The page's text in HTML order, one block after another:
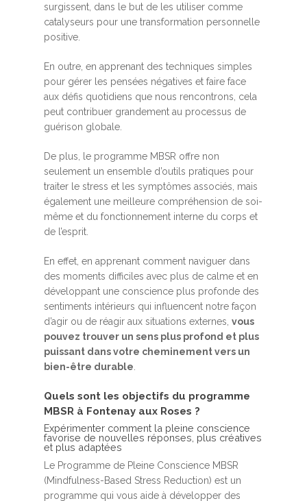
surgissent, dans le but de les utiliser comme
catalyseurs pour une transformation personnelle
positive.
En outre, en apprenant des techniques simples
pour gérer les pensées négatives et faire face
aux défis quotidiens que nous rencontrons, cela
peut contribuer grandement au processus de
guérison globale.
De plus, le programme MBSR offre non
seulement un ensemble d’outils pratiques pour
traiter le stress et les symptômes associés, mais
également une meilleure compréhension de soi-
même et du fonctionnement interne du corps et
de l’esprit.
En effet, en apprenant comment naviguer dans
des moments difficiles avec plus de calme et en
développant une conscience plus profonde des
sentiments intérieurs qui influencent notre façon
d’agir ou de réagir aux situations externes, vous
pouvez trouver un sens plus profond et plus
puissant dans votre cheminement vers un
bien-être durable
Quels sont les objectifs du programme
MBSR à Fontenay aux Roses ?
Expérimenter comment la pleine conscience
favorise de nouvelles réponses, plus créatives
et plus adaptées
Le Programme de Pleine Conscience MBSR
(Mindfulness-Based Stress Reduction) est un
programme qui vous aide à développer des